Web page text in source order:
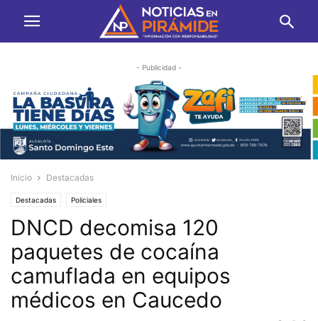
- Publicidad -
Inicio Destacadas
Destacadas Policiales
DNCD decomisa 120
paquetes de cocaína
camuflada en equipos
médicos en Caucedo